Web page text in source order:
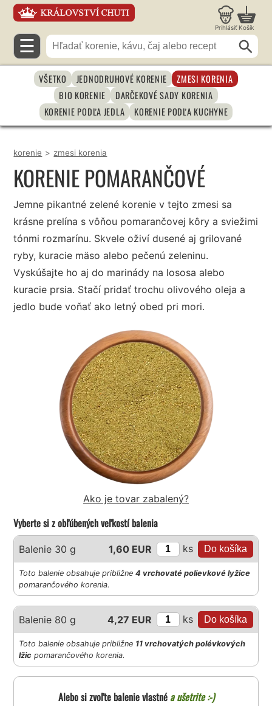
Prihlásiť Košík
☰
VŠETKO JEDNODRUHOVÉ KORENIE
ZMESI KORENIA
BIO KORENIE
DARČEKOVÉ SADY KORENIA
KORENIE PODĽA JEDLA
KORENIE PODĽA KUCHYNE
korenie > zmesi korenia
KORENIE POMARANČOVÉ
Jemne pikantné zelené korenie v tejto zmesi sa
krásne prelína s vôňou pomarančovej kôry a sviežimi
tónmi rozmarínu. Skvele oživí dusené aj grilované
ryby, kuracie mäso alebo pečenú zeleninu.
Vyskúšajte ho aj do marinády na lososa alebo
kuracie prsia. Stačí pridať trochu olivového oleja a
jedlo bude voňať ako letný obed pri mori.
Ako je tovar zabalený?
Vyberte si z obľúbených veľkostí balenia
Balenie 30 g 1,60 EUR ks
Toto balenie obsahuje približne4 vrchovaté polievkové lyžice
pomarančového korenia.
Balenie 80 g 4,27 EUR ks
Toto balenie obsahuje približne 11 vrchovatých polévkových
lžic pomarančového korenia.
Alebo si zvoľte balenie vlastnéa ušetrite :-)